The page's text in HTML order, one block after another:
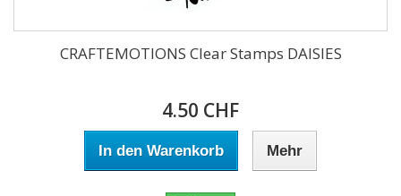
CRAFTEMOTIONS Clear Stamps DAISIES
4.50 CHF
In den Warenkorb Mehr